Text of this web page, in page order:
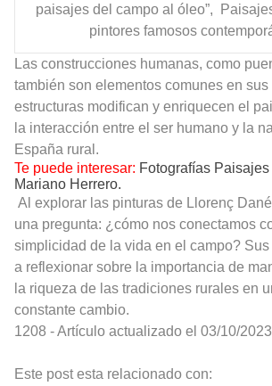
paisajes del campo al óleo”,
pintores famosos
Las construcciones humanas, como
también son elementos comunes en
estructuras modifican y enriquecen el
la interacción entre el ser humano y la
España rural.
Te puede interesar: Fotografías
Mariano Herrero.
Al explorar las pinturas de Llorenç
una pregunta: ¿cómo nos conectamos
simplicidad de la vida en el campo?
a reflexionar sobre la importancia de
la riqueza de las tradiciones rurales en
constante cambio.
1208 - Artículo actualizado el 03/10/2023
Este post esta relacionado con: